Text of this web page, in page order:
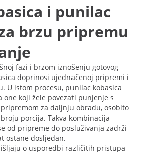
i punilac
brzu pripremu
fazi i brzom iznošenju gotovog
doprinosi ujednačenoj pripremi i
U istom procesu, punilac kobasica
one koji žele povezati punjenje s
za daljnju obradu, osobito
porcija. Takva kombinacija
od pripreme do posluživanja zadrži
ostane dosljedan.
o usporedbi različitih pristupa